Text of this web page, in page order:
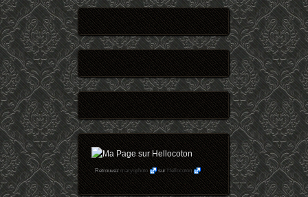
Retrouvezmaryophoto surHellocoton